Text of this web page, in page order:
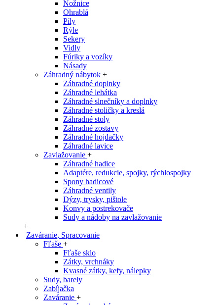
Nožnice
Ohrablá
Píly
Rýle
Sekery
Vidly
Fúriky a vozíky
Násady
Záhradný nábytok +
Záhradné doplnky
Záhradné lehátka
Záhradné slnečníky a doplnky
Záhradné stoličky a kreslá
Záhradné stoly
Záhradné zostavy
Záhradné hojdačky
Záhradné lavice
Zavlažovanie +
Záhradné hadice
Adaptére, redukcie, spojky, rýchlospojky
Spony hadicové
Záhradné ventily
Dýzy, trysky, pištole
Konvy a postrekovače
Sudy a nádoby na zavlažovanie
+
Zaváranie, Spracovanie
Fľaše +
Fľaše sklo
Zátky, vrchnáky
Kvasné zátky, kefy, nálepky
Sudy, barely
Zabíjačka
Zaváranie +